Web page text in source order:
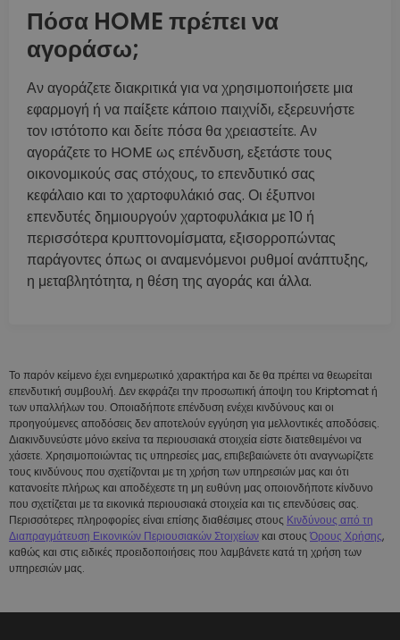
Πόσα HOME πρέπει να
αγοράσω;
Αν αγοράζετε διακριτικά για να χρησιμοποιήσετε μια
εφαρμογή ή να παίξετε κάποιο παιχνίδι, εξερευνήστε
τον ιστότοπο και δείτε πόσα θα χρειαστείτε. Αν
αγοράζετε το HOME ως επένδυση, εξετάστε τους
οικονομικούς σας στόχους, το επενδυτικό σας
κεφάλαιο και το χαρτοφυλάκιό σας. Οι έξυπνοι
επενδυτές δημιουργούν χαρτοφυλάκια με 10 ή
περισσότερα κρυπτονομίσματα, εξισορροπώντας
παράγοντες όπως οι αναμενόμενοι ρυθμοί ανάπτυξης,
η μεταβλητότητα, η θέση της αγοράς και άλλα.
Το παρόν κείμενο έχει ενημερωτικό χαρακτήρα και δε θα πρέπει να θεωρείται
επενδυτική συμβουλή. Δεν εκφράζει την προσωπική άποψη του Kriptomat ή
των υπαλλήλων του. Οποιαδήποτε επένδυση ενέχει κινδύνους και οι
προηγούμενες αποδόσεις δεν αποτελούν εγγύηση για μελλοντικές αποδόσεις.
Διακινδυνεύστε μόνο εκείνα τα περιουσιακά στοιχεία είστε διατεθειμένοι να
χάσετε. Χρησιμοποιώντας τις υπηρεσίες μας, επιβεβαιώνετε ότι αναγνωρίζετε
τους κινδύνους που σχετίζονται με τη χρήση των υπηρεσιών μας και ότι
κατανοείτε πλήρως και αποδέχεστε τη μη ευθύνη μας οποιονδήποτε κίνδυνο
που σχετίζεται με τα εικονικά περιουσιακά στοιχεία και τις επενδύσεις σας.
Περισσότερες πληροφορίες είναι επίσης διαθέσιμες στους Κινδύνους από τη
Διαπραγμάτευση Εικονικών Περιουσιακών Στοιχείων και στουςΌρους Χρήσης,
καθώς και στις ειδικές προειδοποιήσεις που λαμβάνετε κατά τη χρήση των
υπηρεσιών μας.